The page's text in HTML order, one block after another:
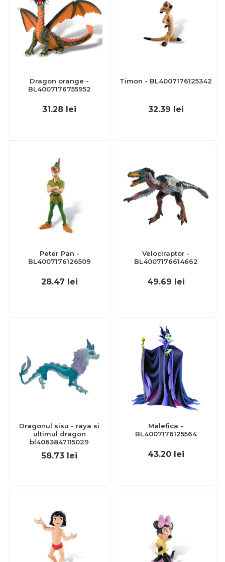
Dragon orange -
BL4007176755952
31.28 lei
Timon - BL4007176125342
32.39 lei
Peter Pan -
BL4007176126509
28.47 lei
Velociraptor -
BL4007176614662
49.69 lei
Dragonul sisu - raya si
ultimul dragon
bl4063847115029
58.73 lei
Malefica -
BL4007176125564
43.20 lei